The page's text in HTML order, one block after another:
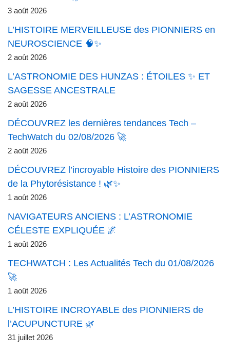
3 août 2026
L’HISTOIRE MERVEILLEUSE des PIONNIERS en
NEUROSCIENCE 🧠✨
2 août 2026
L’ASTRONOMIE DES HUNZAS : ÉTOILES ✨ ET
SAGESSE ANCESTRALE
2 août 2026
DÉCOUVREZ les dernières tendances Tech –
TechWatch du 02/08/2026 🚀
2 août 2026
DÉCOUVREZ l’incroyable Histoire des PIONNIERS
de la Phytorésistance ! 🌿✨
1 août 2026
NAVIGATEURS ANCIENS : L’ASTRONOMIE
CÉLESTE EXPLIQUÉE 🌌
1 août 2026
TECHWATCH : Les Actualités Tech du 01/08/2026
🚀
1 août 2026
L’HISTOIRE INCROYABLE des PIONNIERS de
l’ACUPUNCTURE 🌿
31 juillet 2026